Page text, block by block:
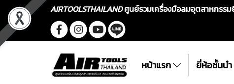
AIRTOOLSTHAILANDศูนย์รวมเครื่องมือลมอุตสาหกรร
หน้าแรก ยี่ห้อชั้นนำ